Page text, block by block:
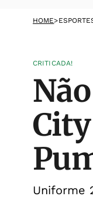
HOME>
CRITICADA!
Uniforme